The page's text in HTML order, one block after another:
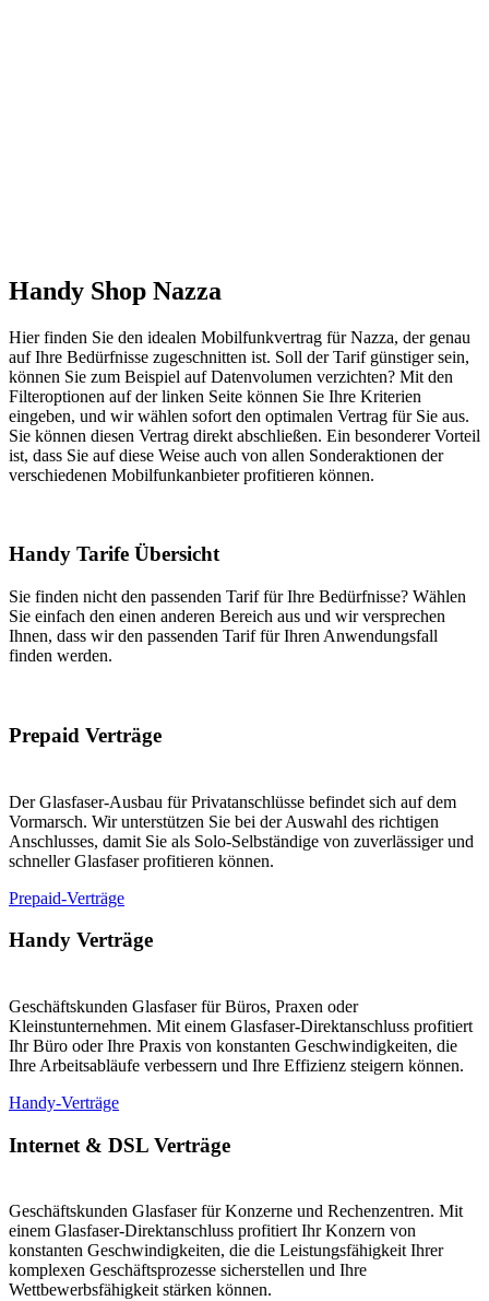
Handy Shop Nazza
Hier finden Sie den idealen Mobilfunkvertrag für Nazza, der genau
auf Ihre Bedürfnisse zugeschnitten ist. Soll der Tarif günstiger sein,
können Sie zum Beispiel auf Datenvolumen verzichten? Mit den
Filteroptionen auf der linken Seite können Sie Ihre Kriterien
eingeben, und wir wählen sofort den optimalen Vertrag für Sie aus.
Sie können diesen Vertrag direkt abschließen. Ein besonderer Vorteil
ist, dass Sie auf diese Weise auch von allen Sonderaktionen der
verschiedenen Mobilfunkanbieter profitieren können.
Handy Tarife Übersicht
Sie finden nicht den passenden Tarif für Ihre Bedürfnisse? Wählen
Sie einfach den einen anderen Bereich aus und wir versprechen
Ihnen, dass wir den passenden Tarif für Ihren Anwendungsfall
finden werden.
Prepaid Verträge
Der Glasfaser-Ausbau für Privatanschlüsse befindet sich auf dem
Vormarsch. Wir unterstützen Sie bei der Auswahl des richtigen
Anschlusses, damit Sie als Solo-Selbständige von zuverlässiger und
schneller Glasfaser profitieren können.
Prepaid-Verträge
Handy Verträge
Geschäftskunden Glasfaser für Büros, Praxen oder
Kleinstunternehmen. Mit einem Glasfaser-Direktanschluss profitiert
Ihr Büro oder Ihre Praxis von konstanten Geschwindigkeiten, die
Ihre Arbeitsabläufe verbessern und Ihre Effizienz steigern können.
Handy-Verträge
Internet & DSL Verträge
Geschäftskunden Glasfaser für Konzerne und Rechenzentren. Mit
einem Glasfaser-Direktanschluss profitiert Ihr Konzern von
konstanten Geschwindigkeiten, die die Leistungsfähigkeit Ihrer
komplexen Geschäftsprozesse sicherstellen und Ihre
Wettbewerbsfähigkeit stärken können.